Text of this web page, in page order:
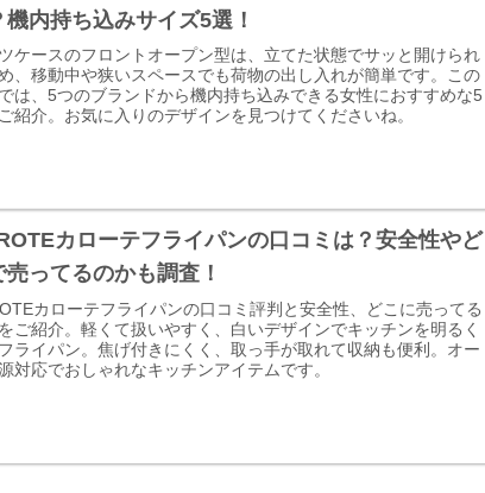
機内持ち込みサイズ5選！
ケースのフロントオープン型は、立てた状態でサッと開けられ
、移動中や狭いスペースでも荷物の出し入れが簡単です。この
は、5つのブランドから機内持ち込みできる女性におすすめな5
紹介。お気に入りのデザインを見つけてくださいね。
カローテフライパンの口コミは？安全性やど
売ってるのかも調査！
カローテフライパンの口コミ評判と安全性、どこに売ってる
ご紹介。軽くて扱いやすく、白いデザインでキッチンを明るく
ライパン。焦げ付きにくく、取っ手が取れて収納も便利。オー
対応でおしゃれなキッチンアイテムです。